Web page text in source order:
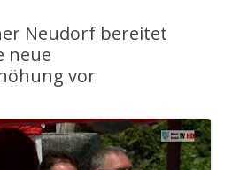
Neudorf bereitet
neue
vor